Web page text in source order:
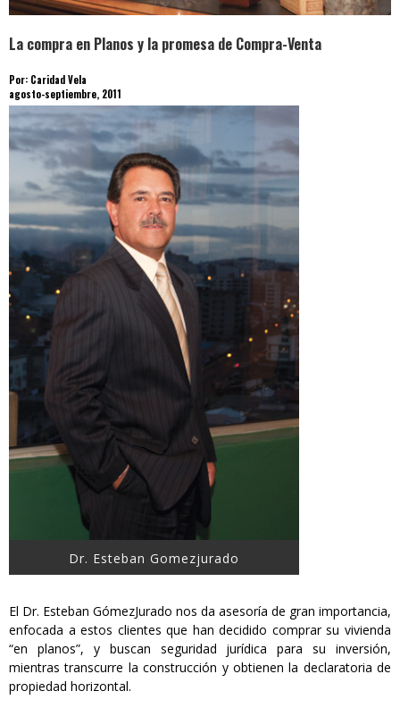
La compra en Planos y la promesa de Compra-Venta
Por: Caridad Vela
agosto-septiembre, 2011
Dr. Esteban Gomezjurado
El Dr. Esteban GómezJurado nos da asesoría de gran importancia,
enfocada a estos clientes que han decidido comprar su vivienda
“en planos”, y buscan seguridad jurídica para su inversión,
mientras transcurre la construcción y obtienen la declaratoria de
propiedad horizontal.